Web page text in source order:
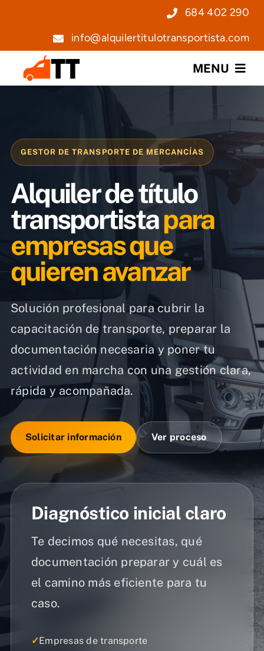
684 402 290
info@alquilertitulotransportista.com
MENU
Servicios
Noticias
Contacto
GESTOR DE TRANSPORTE DE MERCANCÍAS
Alquiler de título
transportistapara
empresas que
quieren avanzar
Solución profesional para cubrir la
capacitación de transporte, preparar la
documentación necesaria y poner tu
actividad en marcha con una gestión clara,
rápida y acompañada.
Solicitar información Ver proceso
Diagnóstico inicial claro
Te decimos qué necesitas, qué
documentación preparar y cuál es
el camino más eficiente para tu
caso.
✓Empresas de transporte